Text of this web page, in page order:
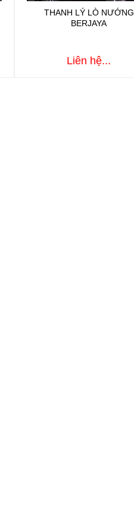
THANH LÝ LÒ NƯỚNG
BERJAYA
Liên hệ...